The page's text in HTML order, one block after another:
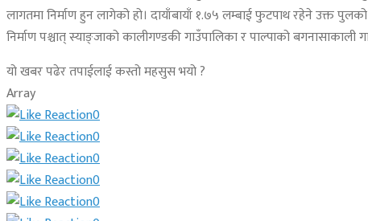
लागतमा निर्माण हुन लागेको हो। दायाँबायाँ १.७५ लम्बाई फुटपाथ रहेने उक्त
निर्माण पश्चात् स्याङ्जाको कालीगण्डकी गाउँपालिका र पाल्पाको
यो खबर पढेर तपाईलाई कस्तो महसुस भयो ?
Array
0
0
0
0
0